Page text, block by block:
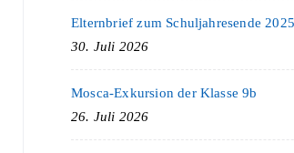
Elternbrief zum Schuljahresende
30. Juli 2026
Mosca-Exkursion der Klasse 9b
26. Juli 2026